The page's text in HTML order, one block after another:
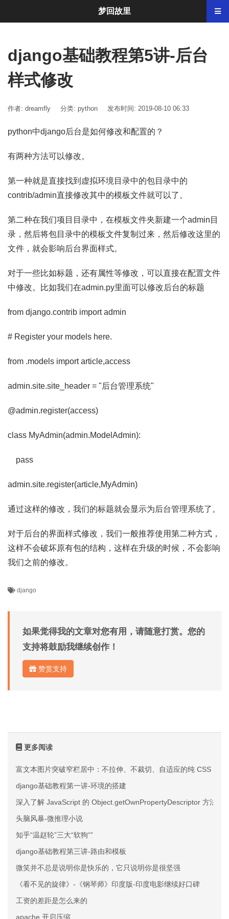
django基础教程第5讲-后台
样式修改
作者: dreamfly 分类: python 发布时间: 2019-08-10 06:33
python中django后台是如何修改和配置的？
有两种方法可以修改。
第一种就是直接找到虚拟环境目录中的包目录中的
contrib/admin直接修改其中的模板文件就可以了。
第二种在我们项目目录中，在模板文件夹新建一个admin目
录，然后将包目录中的模板文件复制过来，然后修改这里的
文件，就会影响后台界面样式。
对于一些比如标题，还有属性等修改，可以直接在配置文件
中修改。比如我们在admin.py里面可以修改后台的标题
from django.contrib import admin
# Register your models here.
from .models import article,access
admin.site.site_header = "后台管理系统"
@admin.register(access)
class MyAdmin(admin.ModelAdmin):
pass
admin.site.register(article,MyAdmin)
通过这样的修改，我们的标题就会显示为后台管理系统了。
对于后台的界面样式修改，我们一般推荐使用第二种方式，
这样不会破坏原有包的结构，这样在升级的时候，不会影响
我们之前的修改。
django
如果觉得我的文章对您有用，请随意打赏。您的
支持将鼓励我继续创作！
赞赏支持
更多阅读
富文本图片突破窄栏居中：不拉伸、不裁切、自适应的纯 CSS 方案
django基础教程第一讲-环境的搭建
深入了解 JavaScript 的 Object.getOwnPropertyDescriptor 方法
头脑风暴-微推理小说
知乎“温赵轮”三大“软狗“”
django基础教程第三讲-路由和模板
微笑并不总是说明你是快乐的，它只说明你是很坚强
《看不见的旋律》-《钢琴师》印度版-印度电影继续好口碑
工资的差距是怎么来的
apache 开启压缩
梦回故里